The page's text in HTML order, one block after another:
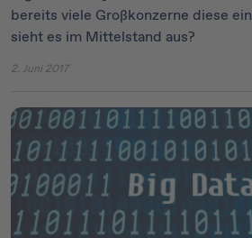
bereits viele Großkonzerne diese
sieht es im Mittelstand aus?
2. Juni 2017